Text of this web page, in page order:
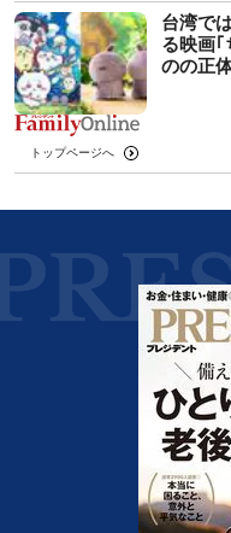
台湾で
る映画
のの正
トップページへ